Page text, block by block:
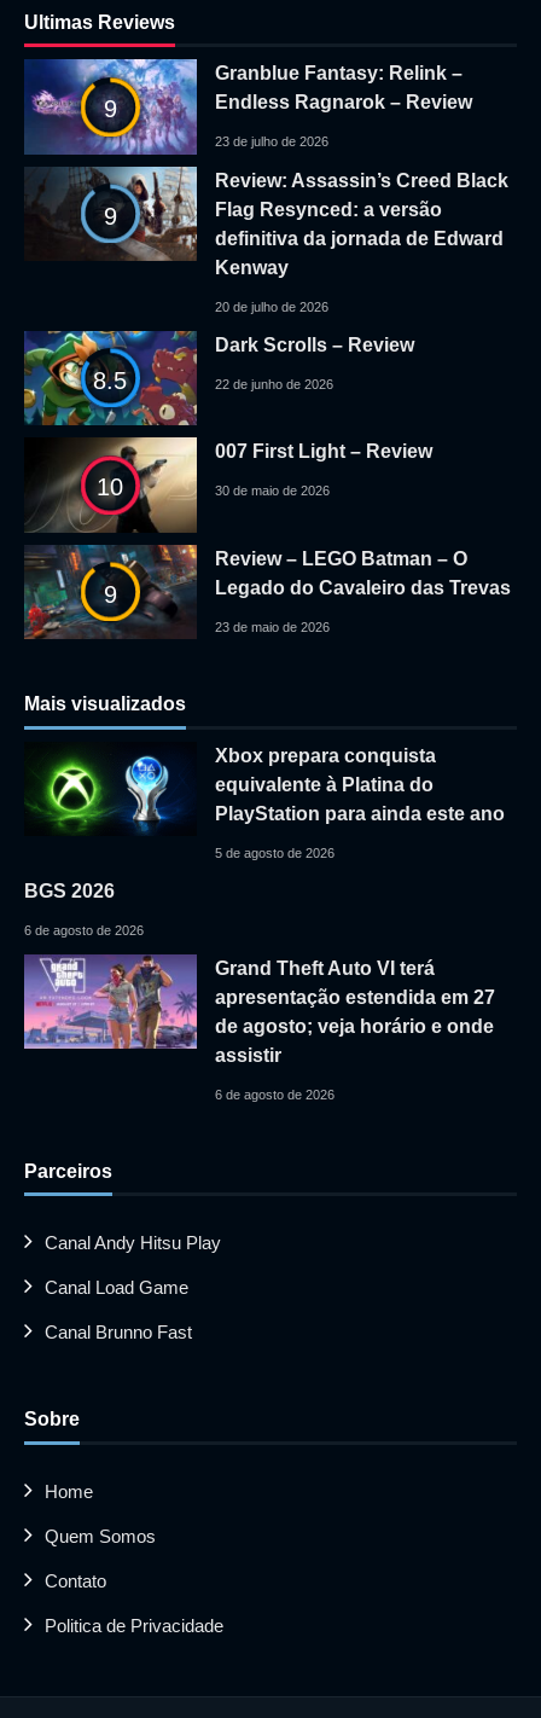
Ultimas Reviews
9
Granblue Fantasy: Relink –
Endless Ragnarok – Review
23 de julho de 2026
9
Review: Assassin’s Creed Black
Flag Resynced: a versão
definitiva da jornada de Edward
Kenway
20 de julho de 2026
8.5
Dark Scrolls – Review
22 de junho de 2026
10
007 First Light – Review
30 de maio de 2026
9
Review – LEGO Batman – O
Legado do Cavaleiro das Trevas
23 de maio de 2026
Mais visualizados
Xbox prepara conquista
equivalente à Platina do
PlayStation para ainda este ano
5 de agosto de 2026
BGS 2026
6 de agosto de 2026
Grand Theft Auto VI terá
apresentação estendida em 27
de agosto; veja horário e onde
assistir
6 de agosto de 2026
Parceiros
Canal Andy Hitsu Play
Canal Load Game
Canal Brunno Fast
Sobre
Home
Quem Somos
Contato
Politica de Privacidade